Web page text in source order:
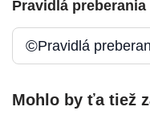
Pravidlá
©Pravidlá
Mohlo by ťa tiež